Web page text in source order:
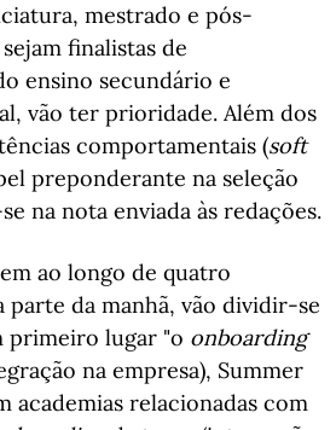
mestrado e pós-
finalistas de
ensino secundário e
vão ter prioridade. Além dos
comportamentais (soft
preponderante na seleção
na nota enviada às redações.
ao longo de quatro
parte da manhã, vão dividir-se
primeiro lugar "o onboarding
na empresa), Summer
academias relacionadas com